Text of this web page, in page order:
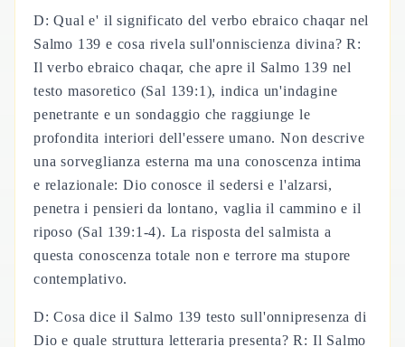
D: Qual e' il significato del verbo ebraico chaqar nel
Salmo 139 e cosa rivela sull'onniscienza divina? R:
Il verbo ebraico chaqar, che apre il Salmo 139 nel
testo masoretico (Sal 139:1), indica un'indagine
penetrante e un sondaggio che raggiunge le
profondita interiori dell'essere umano. Non descrive
una sorveglianza esterna ma una conoscenza intima
e relazionale: Dio conosce il sedersi e l'alzarsi,
penetra i pensieri da lontano, vaglia il cammino e il
riposo (Sal 139:1-4). La risposta del salmista a
questa conoscenza totale non e terrore ma stupore
contemplativo.
D: Cosa dice il Salmo 139 testo sull'onnipresenza di
Dio e quale struttura letteraria presenta? R: Il Salmo